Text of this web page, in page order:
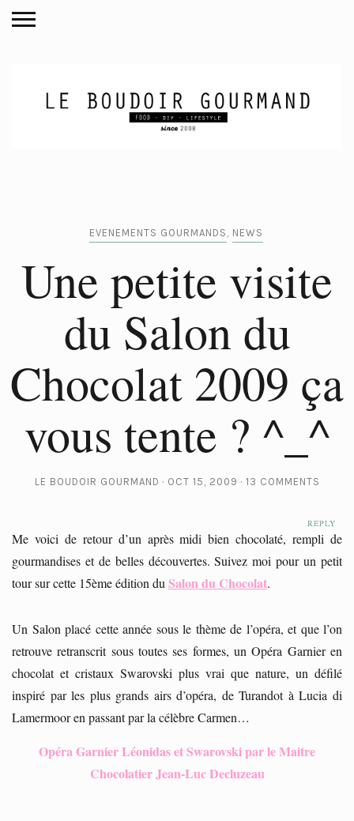
EVENEMENTS GOURMANDS NEWS
Une petite visite
du Salon du
Chocolat 2009 ça
vous tente ? ^_^
LE BOUDOIR GOURMAND OCT 15, 2009 13 COMMENTS
Me voici de retour d’un après midi bien chocolaté, rempli de
gourmandises et de belles découvertes. Suivez moi pour un petit
tour sur cette 15ème édition du Salon du Chocolat.
Un Salon placé cette année sous le thème de l’opéra, et que l’on
retrouve retranscrit sous toutes ses formes, un Opéra Garnier en
chocolat et cristaux Swarovski plus vrai que nature, un défilé
inspiré par les plus grands airs d’opéra, de Turandot à Lucia di
Lamermoor en passant par la célèbre Carmen…
Opéra Garnier Léonidas et Swarovski par le Maitre
Chocolatier Jean-Luc Decluzeau
REPLY
REPLY